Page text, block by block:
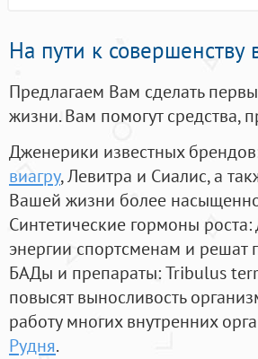
На пути к совершенству
Предлагаем Вам сделать
жизни. Вам помогут средства,
Дженерики известных
виагру, Левитра и Сиалис, а
Вашей жизни более
Синтетические гормоны роста
энергии спортсменам и
БАДы и препараты:Tribulus
повысят выносливость
работу многих внутренних
Рудня.